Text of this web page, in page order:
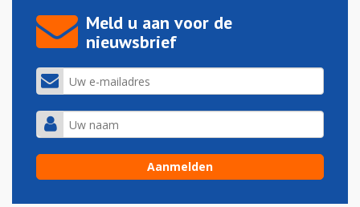
Meld u aan voor de
nieuwsbrief